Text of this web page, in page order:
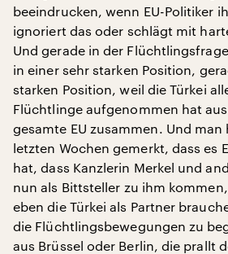
beeindrucken, wenn EU-Politiker
ignoriert das oder schlägt mit
Und gerade in der
in einer sehr starken Position,
starken Position, weil die Türkei
Flüchtlinge aufgenommen hat
gesamte EU zusammen. Und
letzten Wochen gemerkt, dass es
hat, dass Kanzlerin Merkel und
nun als Bittsteller zu ihm
eben die Türkei als Partner
die Flüchtlingsbewegungen zu
aus Brüssel oder Berlin, die prallt